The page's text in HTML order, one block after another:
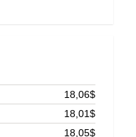
18,06$
18,01$
18,05$